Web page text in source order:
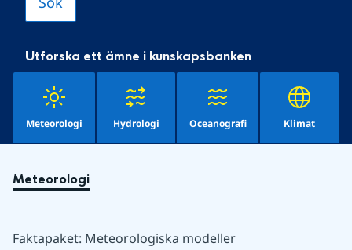
Utforska ett ämne i kunskapsbanken
Meteorologi Hydrologi Oceanografi Klimat
Meteorologi
Faktapaket: Meteorologiska modeller